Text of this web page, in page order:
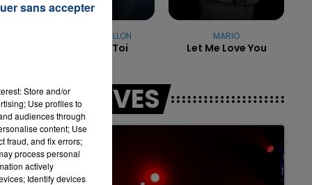
7h00 - 11h00
ADELE CASTILLON
Ete Avec Toi
MARIO
Let Me Love You
LES LIVES
Store and/or
Use profiles to
audiences through
content; Use
fraud, and fix errors;
process personal
actively
Identify devices
sans accepter